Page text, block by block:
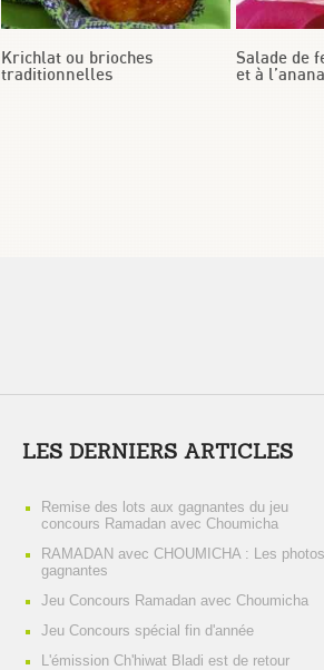
Krichlat ou brioches
traditionnelles
Salade de
et à
LES DERNIERS ARTICLES
Remise des lots aux gagnantes du jeu
concours Ramadan avec Choumicha
RAMADAN avec CHOUMICHA : Les photos
gagnantes
Jeu Concours Ramadan avec Choumicha
Jeu Concours spécial fin d'année
L'émission Ch'hiwat Bladi est de retour